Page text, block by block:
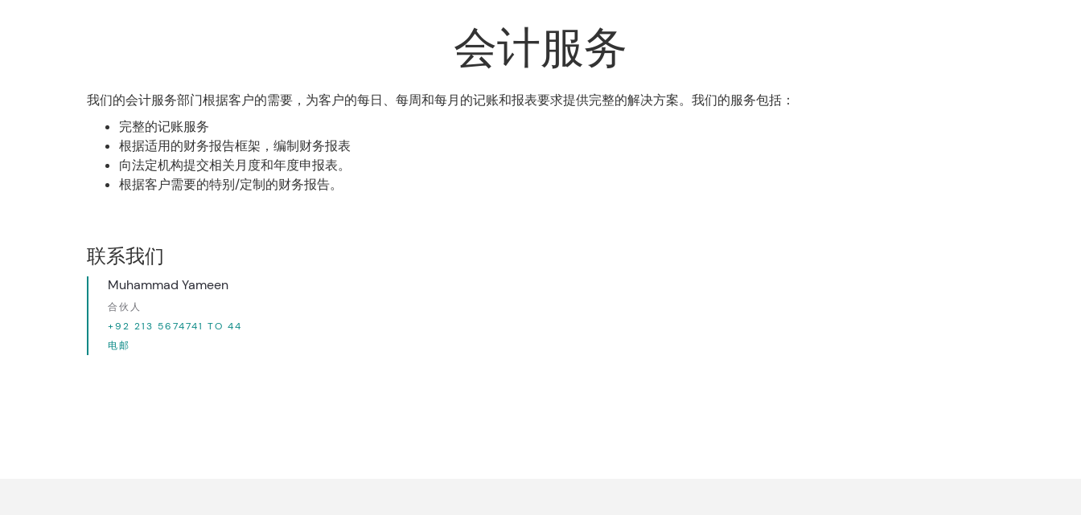
会计服务
我们的会计服务部门根据客户的需要，为客户的每日、每周和每月的记账和报表要求提供完整的解决方案。我们的服务包括：
完整的记账服务
根据适用的财务报告框架，编制财务报表
向法定机构提交相关月度和年度申报表。
根据客户需要的特别/定制的财务报告。
联系我们
Muhammad Yameen
合伙人
+92 213 5674741 TO 44
电邮